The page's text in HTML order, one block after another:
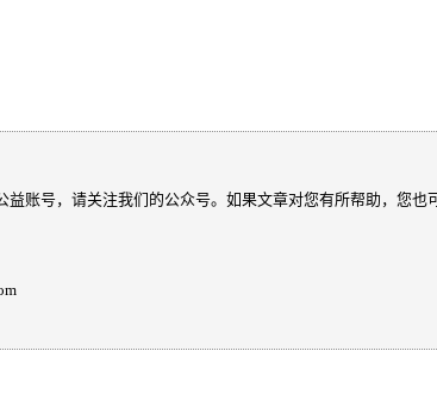
账号，请关注我们的公众号。如果文章对您有所帮助，您也